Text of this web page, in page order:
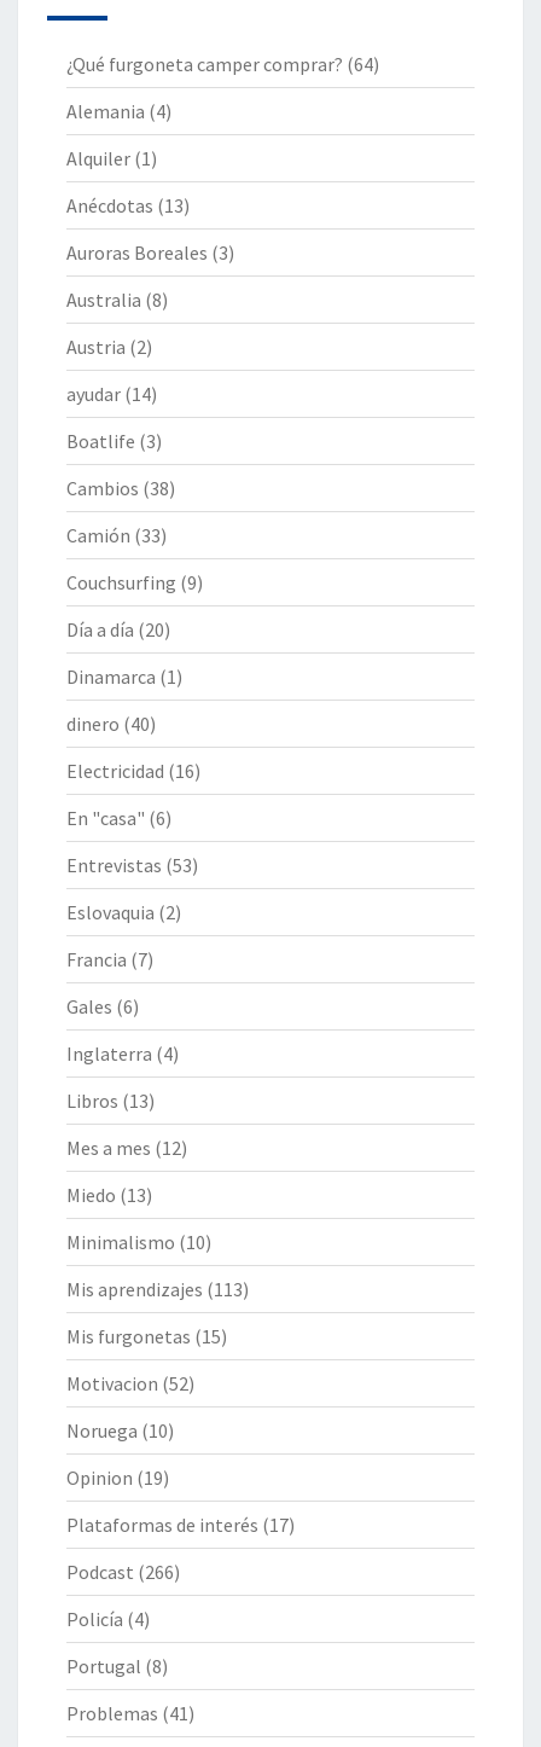
¿Qué furgoneta camper comprar? (64)
Alemania (4)
Alquiler (1)
Anécdotas (13)
Auroras Boreales (3)
Australia (8)
Austria (2)
ayudar (14)
Boatlife (3)
Cambios (38)
Camión (33)
Couchsurfing (9)
Día a día (20)
Dinamarca (1)
dinero (40)
Electricidad (16)
En "casa" (6)
Entrevistas (53)
Eslovaquia (2)
Francia (7)
Gales (6)
Inglaterra (4)
Libros (13)
Mes a mes (12)
Miedo (13)
Minimalismo (10)
Mis aprendizajes (113)
Mis furgonetas (15)
Motivacion (52)
Noruega (10)
Opinion (19)
Plataformas de interés (17)
Podcast (266)
Policía (4)
Portugal (8)
Problemas (41)